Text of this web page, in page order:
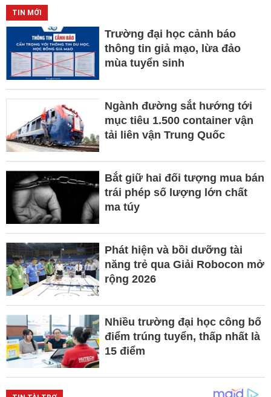
TIN MỚI
Trường đại học cảnh báo
thông tin giả mạo, lừa đảo
mùa tuyển sinh
Ngành đường sắt hướng tới
mục tiêu 1.500 container vận
tải liên vận Trung Quốc
Bắt giữ hai đối tượng mua bán
trái phép số lượng lớn chất
ma túy
Phát hiện và bồi dưỡng tài
năng trẻ qua Giải Robocon mở
rộng 2026
Nhiều trường đại học công bố
điểm trúng tuyển, thấp nhất là
15 điểm